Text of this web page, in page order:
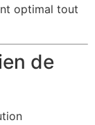
optimal tout
de